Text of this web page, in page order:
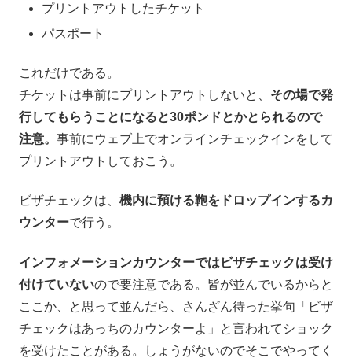
プリントアウトしたチケット
パスポート
これだけである。
チケットは事前にプリントアウトしないと、 その場で発
行してもらうことになると30ポンドとかとられるので
注意。 事前にウェブ上でオンラインチェックインをして
プリントアウトしておこう。
ビザチェックは、 機内に預ける鞄をドロップインするカ
ウンターで行う。
インフォメーションカウンターではビザチェックは受け
付けていないので要注意である。皆が並んでいるからと
ここか、と思って並んだら、さんざん待った挙句「ビザ
チェックはあっちのカウンターよ」と言われてショック
を受けたことがある。しょうがないのでそこでやってく